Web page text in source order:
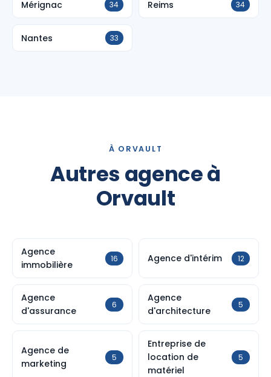
Mérignac 34 Reims 34
Nantes 33
À ORVAULT
Autres agence à
Orvault
Agence
immobilière
16 Agence d'intérim 12
Agence
d'assurance
6
Agence
d'architecture
5
Agence de
marketing
5
Entreprise de
location de
matériel
5